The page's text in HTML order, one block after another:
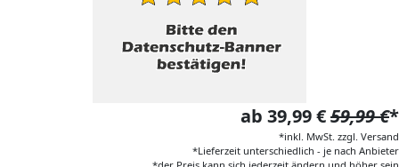
ab 39,99 €59,99 €*
*inkl. MwSt. zzgl. Versand
*Lieferzeit unterschiedlich - je nach Anbieter